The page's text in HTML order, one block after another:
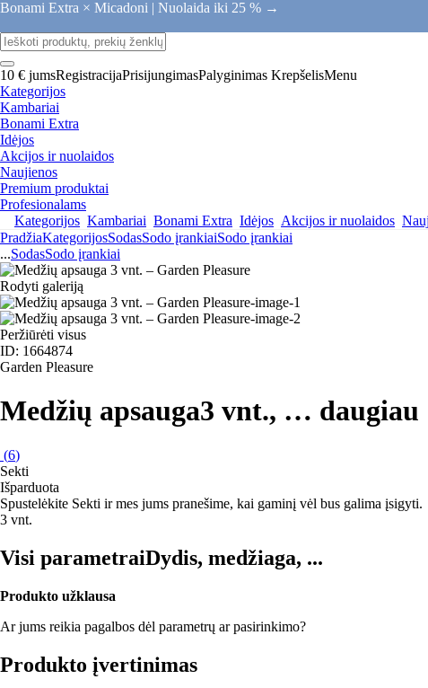
Bonami Extra × Micadoni | Nuolaida iki 25 % →
10 € jumsRegistracijaPrisijungimasPalyginimas KrepšelisMenu
Kategorijos
Kambariai
Bonami Extra
Idėjos
Akcijos ir nuolaidos
Naujienos
Premium produktai
Profesionalams
Kategorijos Kambariai Bonami Extra Idėjos Akcijos ir nuolaidos
PradžiaKategorijosSodasSodo įrankiaiSodo įrankiai
...SodasSodo įrankiai
Rodyti galeriją
Peržiūrėti visus
ID: 1664874
Garden Pleasure
Medžių apsauga3 vnt., … daugiau
(6)
Sekti
Išparduota
Spustelėkite Sekti ir mes jums pranešime, kai gaminį vėl bus galima įsigyti.
3 vnt.
Visi parametraiDydis, medžiaga, ...
Produkto užklausa
Ar jums reikia pagalbos dėl parametrų ar pasirinkimo?
Produkto įvertinimas